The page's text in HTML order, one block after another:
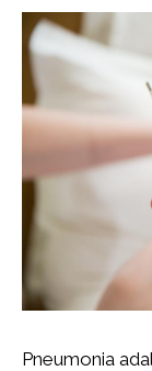
Pneumonia